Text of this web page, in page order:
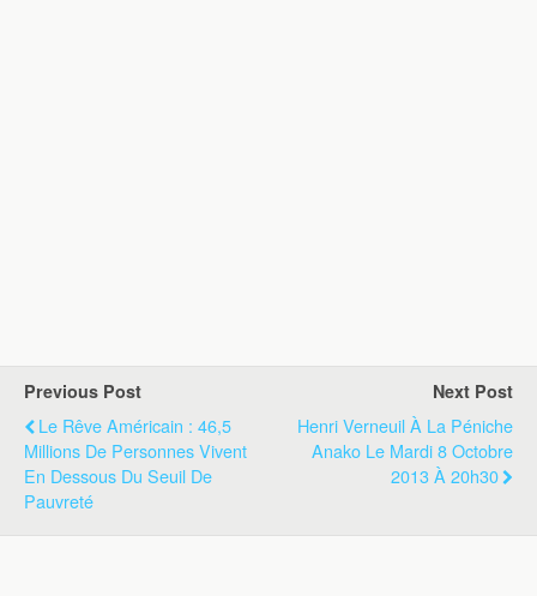
Previous Post
Le Rêve Américain : 46,5
Millions De Personnes Vivent
En Dessous Du Seuil De
Pauvreté
Next Post
Henri Verneuil À La Péniche
Anako Le Mardi 8 Octobre
2013 À 20h30